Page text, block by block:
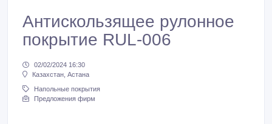
Антискользящее рулонное
покрытие RUL-006
02/02/2024 16:30
Казахстан, Астана
Напольные покрытия
Предложения фирм